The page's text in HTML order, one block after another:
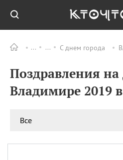
С днем города
Поздравления на
Владимире 2019
Все
09.08